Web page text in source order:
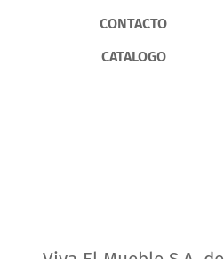
CONTACTO
CATALOGO